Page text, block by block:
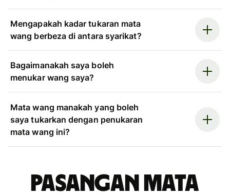
Mengapakah kadar tukaran mata
wang berbeza di antara syarikat?
Bagaimanakah saya boleh
menukar wang saya?
Mata wang manakah yang boleh
saya tukarkan dengan penukaran
mata wang ini?
Pasangan mata